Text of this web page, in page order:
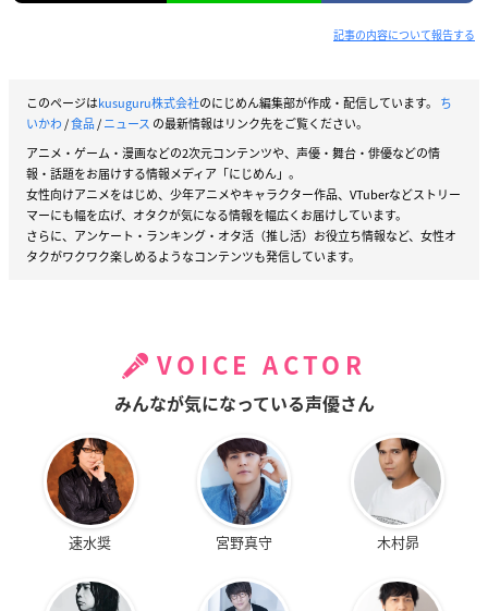
記事の内容について報告する
このページはkusuguru株式会社のにじめん編集部が作成・配信しています。 ち
いかわ/食品/ニュース の最新情報はリンク先をご覧ください。
アニメ・ゲーム・漫画などの2次元コンテンツや、声優・舞台・俳優などの情
報・話題をお届けする情報メディア「にじめん」。
女性向けアニメをはじめ、少年アニメやキャラクター作品、VTuberなどストリー
マーにも幅を広げ、オタクが気になる情報を幅広くお届けしています。
さらに、アンケート・ランキング・オタ活（推し活）お役立ち情報など、女性オ
タクがワクワク楽しめるようなコンテンツも発信しています。
VOICE ACTOR
みんなが気になっている声優さん
速水奨 宮野真守 木村昴